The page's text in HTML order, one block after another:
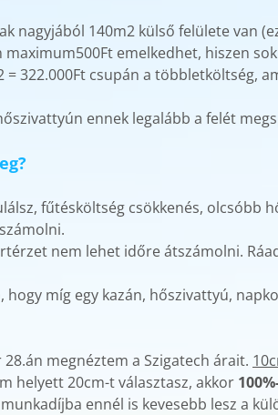
nagyjából 140m2 külső felülete van
emelkedhet, hiszen
= 322.000Ft csupán a többletköltség,
ennek legalább a felét
fűtésköltség csökkenés, olcsóbb
nem lehet időre átszámolni.
hogy míg egy kazán, hőszivattyú,
megnéztem a Szigatech árait.
helyett 20cm-t választasz, akkor
ennél is kevesebb lesz a